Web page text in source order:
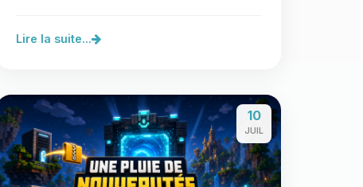
Lire la suite...
10
JUIL